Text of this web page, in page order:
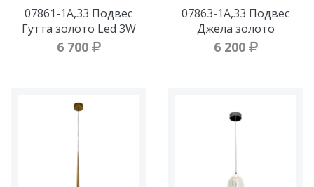
07861-1A,33 Подвес
Гутта золото Led 3W
6 700
07863-1A,33 Подвес
Джела золото
6 200